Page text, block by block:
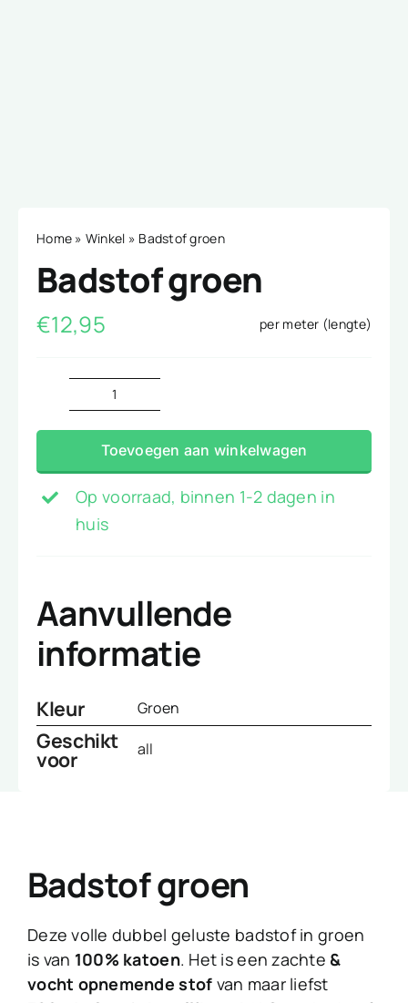
Home » Winkel » Badstof groen
Badstof groen
€12,95 per meter (lengte)
Badstof
groen
aantal
Toevoegen aan winkelwagen
Op voorraad, binnen 1-2 dagen in
huis
Aanvullende
informatie
Kleur Groen
Geschikt
voor all
Badstof groen
Deze volle dubbel geluste badstof in groen
is van 100% katoen. Het is een zachte &
vocht opnemende stof van maar liefst